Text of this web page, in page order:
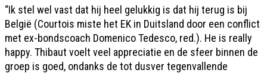
“Ik stel wel vast dat hij heel gelukkig is dat hij terug is bij
België (Courtois miste het EK in Duitsland door een conflict
met ex-bondscoach Domenico Tedesco, red.). He is really
happy. Thibaut voelt veel appreciatie en de sfeer binnen de
groep is goed, ondanks de tot dusver tegenvallende